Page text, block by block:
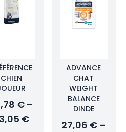
CHIEN
€ –
€
ADVANCE
CHAT
WEIGHT
BALANCE
DINDE
27,06 € –